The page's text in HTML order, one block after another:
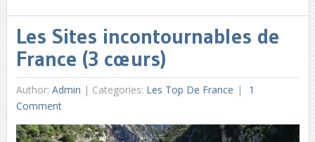
Les Sites incontournables de
France (3 cœurs)
Author: Admin | Categories: Les Top De France
1
Comment